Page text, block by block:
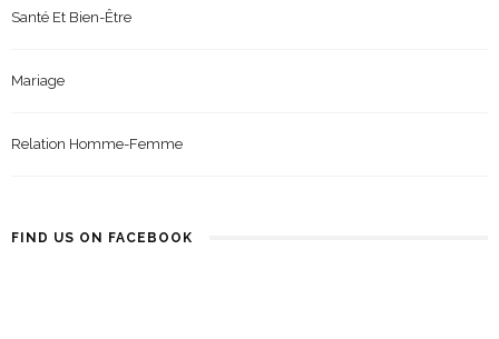
Santé Et Bien-Être
Mariage
Relation Homme-Femme
FIND US ON FACEBOOK